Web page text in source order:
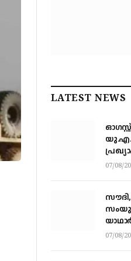
LATEST NEWS
07/08/
07/08/